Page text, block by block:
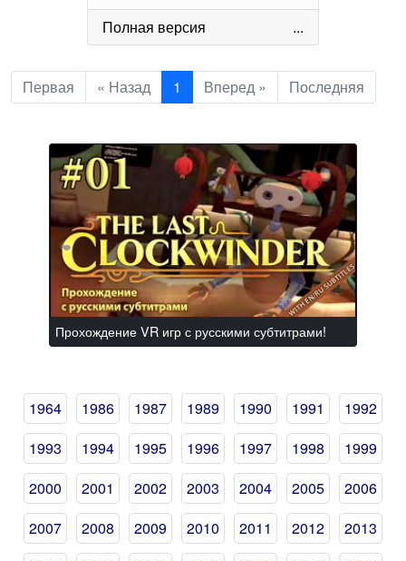
Полная версия ...
Первая « Назад 1 Вперед » Последняя
Прохождение VR игр с русскими субтитрами!
1964 1986 1987 1989 1990 1991
1992
1993
1994 1995 1996 1997 1998
1999
2000
2001 2002 2003 2004 2005
2006
2007
2008 2009 2010 2011 2012
2013